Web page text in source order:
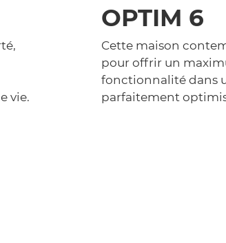
vie.
OPTIM 6
Cette maison
pour offrir un
fonctionnalité dans
parfaitement